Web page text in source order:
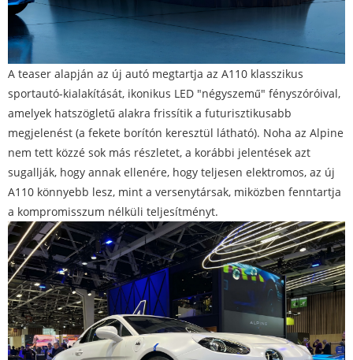
A teaser alapján az új autó megtartja az A110 klasszikus
sportautó-kialakítását, ikonikus LED "négyszemű" fényszóróival,
amelyek hatszögletű alakra frissítik a futurisztikusabb
megjelenést (a fekete borítón keresztül látható). Noha az Alpine
nem tett közzé sok más részletet, a korábbi jelentések azt
sugallják, hogy annak ellenére, hogy teljesen elektromos, az új
A110 könnyebb lesz, mint a versenytársak, miközben fenntartja
a kompromisszum nélküli teljesítményt.